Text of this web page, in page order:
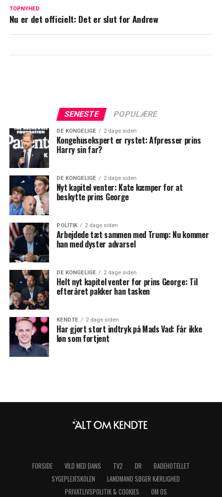
Harry
TOPNYHED
Nu er det officielt: Det er slut for Andrew
SENESTE POPULÆRE
DE KONGELIGE 2 dage siden
Kongehusekspert er rystet: Afpresser prins
Harry sin far?
DE KONGELIGE 2 dage siden
Nyt kapitel venter: Kate kæmper for at
beskytte prins George
POLITIK 2 dage siden
Arbejdede tæt sammen med Trump: Nu kommer
han med dyster advarsel
DE KONGELIGE 2 dage siden
Helt nyt kapitel venter for prins George: Til
efteråret pakker han tasken
KENDTE 2 dage siden
Har gjort stort indtryk på Mads Vad: Får ikke
løn som fortjent
FORSIDE VILD MED DANS TV2 DR
BADEHOTELLET
SYGEPLEJESKOLEN
LANDMAND SØGER KÆRLIGHED
PRIVATLIVSPOLITIK & COOKIES
OM OS